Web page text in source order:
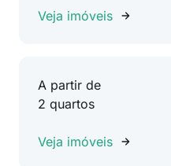
Veja imóveis
A partir de
2 quartos
Veja imóveis